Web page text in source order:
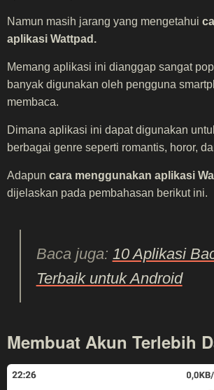
Namun masih jarang yang mengetahui
aplikasi Wattpad.
Memang aplikasi ini dianggap sangat
banyak digunakan oleh pengguna
membaca.
Dimana aplikasi ini dapat digunakan
berbagai genre seperti romantis, horor,
Adapun cara menggunakan aplikasi
dijelaskan pada pembahasan berikut ini.
Baca juga: 10 Aplikasi
Terbaik untuk Android
Membuat Akun Terlebih